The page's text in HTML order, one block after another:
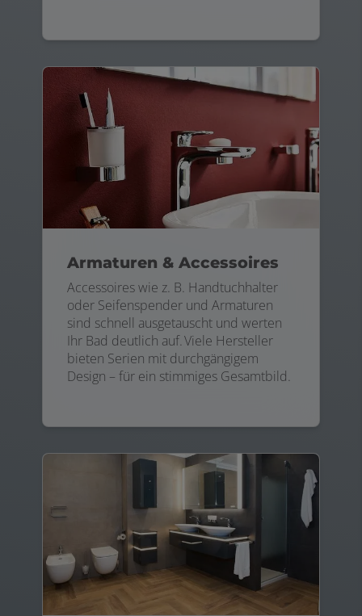
Armaturen & Accessoires
Accessoires wie z. B. Handtuchhalter
oder Seifenspender und Armaturen
sind schnell ausgetauscht und werten
Ihr Bad deutlich auf. Viele Hersteller
bieten Serien mit durchgängigem
Design – für ein stimmiges Gesamtbild.